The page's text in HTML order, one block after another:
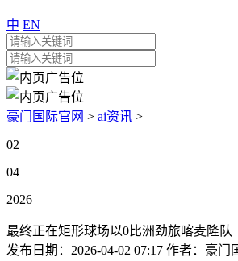
中 EN
豪门国际官网 > ai资讯 >
02
04
2026
最终正在矩形球场以0比洲劲旅喀麦隆队
发布日期： 2026-04-02 07:17 作者： 豪门